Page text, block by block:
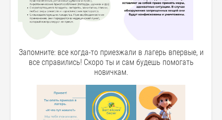
Запомните: все когда-то приезжали в лагерь впервые, и
все справились! Скоро ты и сам будешь помогать
новичкам.